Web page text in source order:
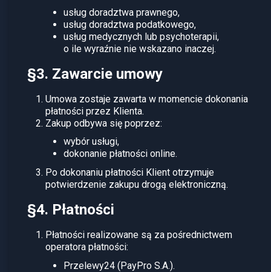
usług doradztwa prawnego,
usług doradztwa podatkowego,
usług medycznych lub psychoterapii,
o ile wyraźnie nie wskazano inaczej.
§3. Zawarcie umowy
Umowa zostaje zawarta w momencie dokonania
płatności przez Klienta.
Zakup odbywa się poprzez:
wybór usługi,
dokonanie płatności online.
Po dokonaniu płatności Klient otrzymuje
potwierdzenie zakupu drogą elektroniczną.
§4. Płatności
Płatności realizowane są za pośrednictwem
operatora płatności:
Przelewy24 (PayPro S.A.).